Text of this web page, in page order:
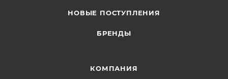
НОВЫЕ ПОСТУПЛЕНИЯ
БРЕНДЫ
КОМПАНИЯ